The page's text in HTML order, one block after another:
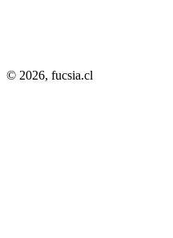
© 2026, fucsia.cl